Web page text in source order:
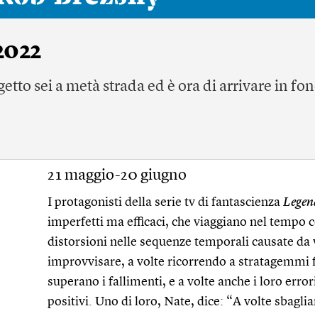
sei a metà strada ed è ora di arrivare in
21 maggio-20 giugno
I protagonisti della serie tv di fantascienza
imperfetti ma efficaci, che viaggiano nel tempo
distorsioni nelle sequenze temporali causate
improvvisare, a volte ricorrendo a stratagemmi
superano i fallimenti, e a volte anche i loro
positivi. Uno di loro, Nate, dice: “A volte